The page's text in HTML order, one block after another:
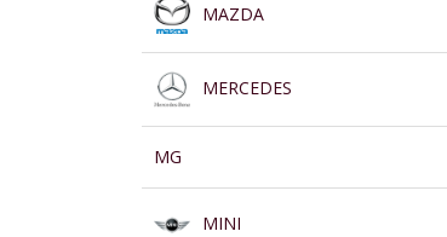
MAZDA
MERCEDES
MG
MINI